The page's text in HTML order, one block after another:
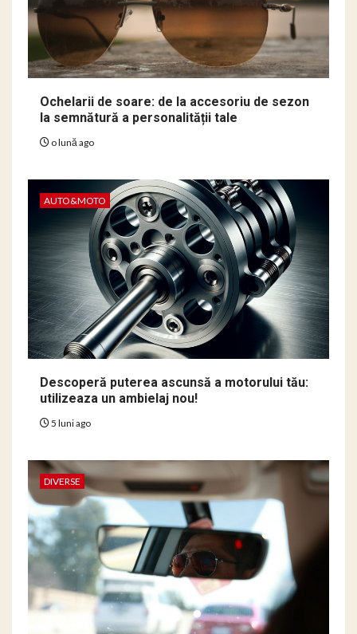
Ochelarii de soare: de la accesoriu de sezon
la semnătură a personalității tale
o lună ago
AUTO&MOTO
Descoperă puterea ascunsă a motorului tău:
utilizeaza un ambielaj nou!
5 luni ago
DIVERSE